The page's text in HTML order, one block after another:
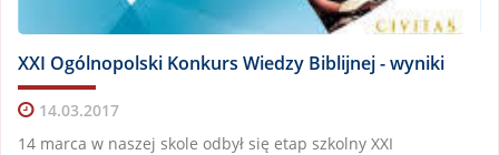
XXI Ogólnopolski Konkurs Wiedzy Biblijnej - wyniki
14.03.2017
14 marca w naszej skole odbył się etap szkolny XXI